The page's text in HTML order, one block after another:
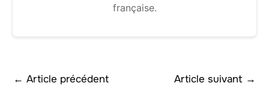
française.
← Article précédent Article suivant →